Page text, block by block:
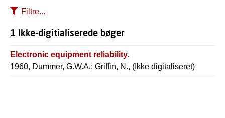
Filtre...
1 Ikke-digitialiserede bøger
Electronic equipment reliability.
1960, Dummer, G.W.A.; Griffin, N., (Ikke digitaliseret)